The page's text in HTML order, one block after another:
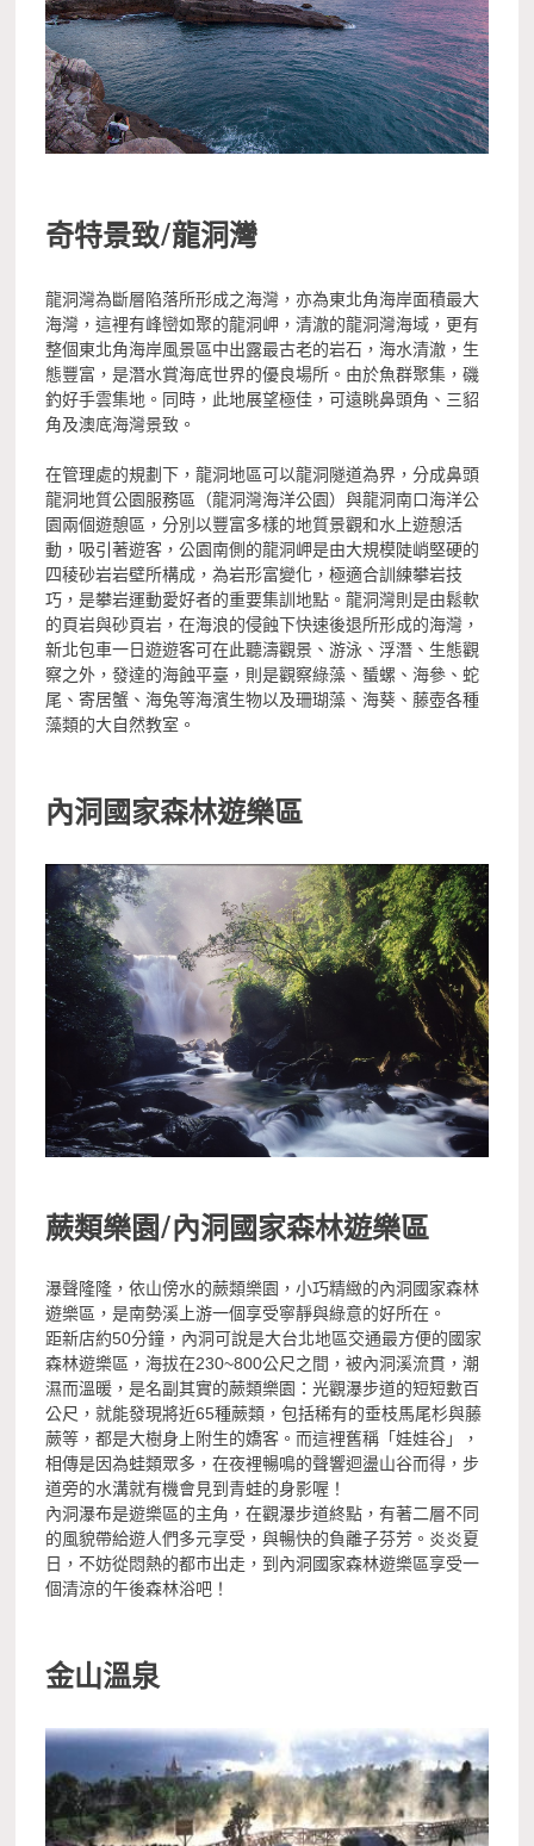
奇特景致/龍洞灣
龍洞灣為斷層陷落所形成之海灣，亦為東北角海岸面積最大
海灣，這裡有峰巒如聚的龍洞岬，清澈的龍洞灣海域，更有
整個東北角海岸風景區中出露最古老的岩石，海水清澈，生
態豐富，是潛水賞海底世界的優良場所。由於魚群聚集，磯
釣好手雲集地。同時，此地展望極佳，可遠眺鼻頭角、三貂
角及澳底海灣景致。
在管理處的規劃下，龍洞地區可以龍洞隧道為界，分成鼻頭
龍洞地質公園服務區（龍洞灣海洋公園）與龍洞南口海洋公
園兩個遊憩區，分別以豐富多樣的地質景觀和水上遊憩活
動，吸引著遊客，公園南側的龍洞岬是由大規模陡峭堅硬的
四稜砂岩岩壁所構成，為岩形富變化，極適合訓練攀岩技
巧，是攀岩運動愛好者的重要集訓地點。龍洞灣則是由鬆軟
的頁岩與砂頁岩，在海浪的侵蝕下快速後退所形成的海灣，
新北包車一日遊遊客可在此聽濤觀景、游泳、浮潛、生態觀
察之外，發達的海蝕平臺，則是觀察綠藻、蜑螺、海參、蛇
尾、寄居蟹、海兔等海濱生物以及珊瑚藻、海葵、藤壺各種
藻類的大自然教室。
內洞國家森林遊樂區
蕨類樂園/內洞國家森林遊樂區
瀑聲隆隆，依山傍水的蕨類樂園，小巧精緻的內洞國家森林
遊樂區，是南勢溪上游一個享受寧靜與綠意的好所在。
距新店約50分鐘，內洞可說是大台北地區交通最方便的國家
森林遊樂區，海拔在230~800公尺之間，被內洞溪流貫，潮
濕而溫暖，是名副其實的蕨類樂園：光觀瀑步道的短短數百
公尺，就能發現將近65種蕨類，包括稀有的垂枝馬尾杉與藤
蕨等，都是大樹身上附生的嬌客。而這裡舊稱「娃娃谷」，
相傳是因為蛙類眾多，在夜裡暢鳴的聲響迴盪山谷而得，步
道旁的水溝就有機會見到青蛙的身影喔！
內洞瀑布是遊樂區的主角，在觀瀑步道終點，有著二層不同
的風貌帶給遊人們多元享受，與暢快的負離子芬芳。炎炎夏
日，不妨從悶熱的都市出走，到內洞國家森林遊樂區享受一
個清涼的午後森林浴吧！
金山溫泉